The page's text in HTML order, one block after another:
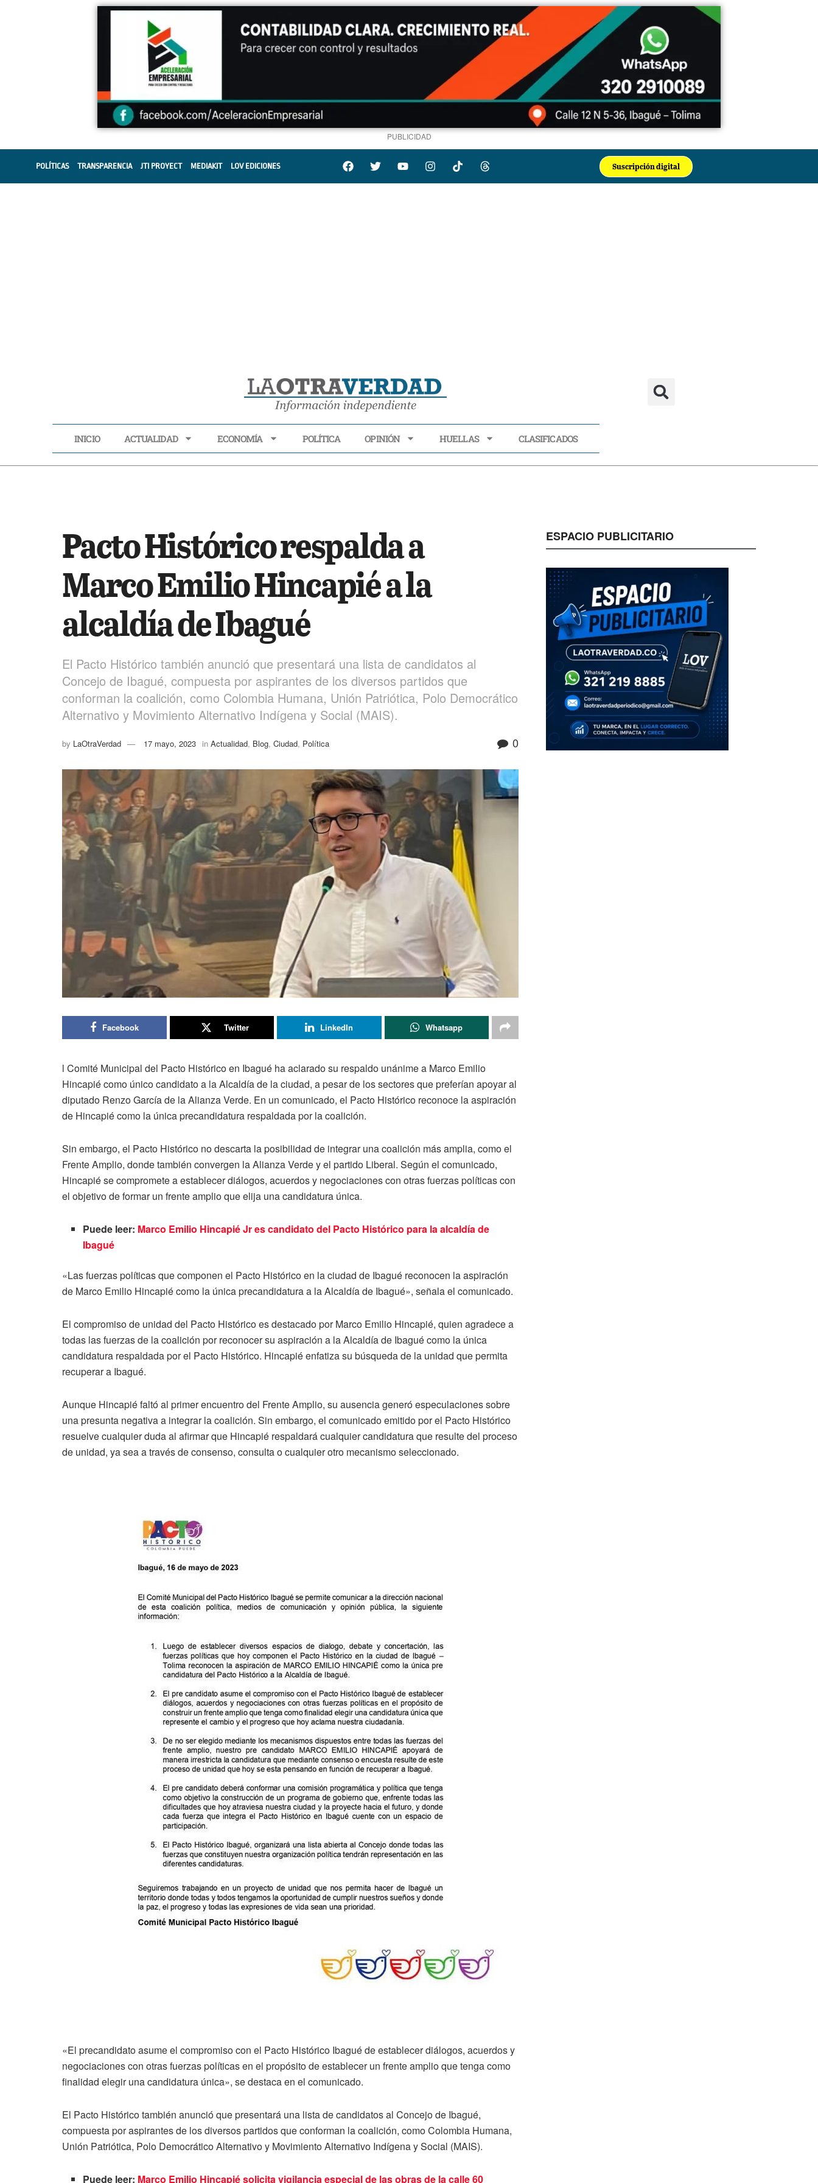
PUBLICIDAD
POLÍTICAS TRANSPARENCIA JTI PROYECT MEDIAKIT LOV EDICIONES Suscripción digital
INICIO ACTUALIDAD ECONOMÍA POLÍTICA OPINIÓN HUELLAS CLASIFICADOS
Pacto Histórico respalda a
Marco Emilio Hincapié a la
alcaldía de Ibagué
El Pacto Histórico también anunció que presentará una lista de candidatos al
Concejo de Ibagué, compuesta por aspirantes de los diversos partidos que
conforman la coalición, como Colombia Humana, Unión Patriótica, Polo Democrático
Alternativo y Movimiento Alternativo Indígena y Social (MAIS).
by LaOtraVerdad 17 mayo, 2023 in Actualidad, Blog, Ciudad, Política 0
Facebook Twitter LinkedIn Whatsapp
l Comité Municipal del Pacto Histórico en Ibagué ha aclarado su respaldo unánime a Marco Emilio
Hincapié como único candidato a la Alcaldía de la ciudad, a pesar de los sectores que preferían apoyar al
diputado Renzo García de la Alianza Verde. En un comunicado, el Pacto Histórico reconoce la aspiración
de Hincapié como la única precandidatura respaldada por la coalición.
Sin embargo, el Pacto Histórico no descarta la posibilidad de integrar una coalición más amplia, como el
Frente Amplio, donde también convergen la Alianza Verde y el partido Liberal. Según el comunicado,
Hincapié se compromete a establecer diálogos, acuerdos y negociaciones con otras fuerzas políticas con
el objetivo de formar un frente amplio que elija una candidatura única.
Puede leer: Marco Emilio Hincapié Jr es candidato del Pacto Histórico para la alcaldía de
Ibagué
«Las fuerzas políticas que componen el Pacto Histórico en la ciudad de Ibagué reconocen la aspiración
de Marco Emilio Hincapié como la única precandidatura a la Alcaldía de Ibagué», señala el comunicado.
El compromiso de unidad del Pacto Histórico es destacado por Marco Emilio Hincapié, quien agradece a
todas las fuerzas de la coalición por reconocer su aspiración a la Alcaldía de Ibagué como la única
candidatura respaldada por el Pacto Histórico. Hincapié enfatiza su búsqueda de la unidad que permita
recuperar a Ibagué.
Aunque Hincapié faltó al primer encuentro del Frente Amplio, su ausencia generó especulaciones sobre
una presunta negativa a integrar la coalición. Sin embargo, el comunicado emitido por el Pacto Histórico
resuelve cualquier duda al afirmar que Hincapié respaldará cualquier candidatura que resulte del proceso
de unidad, ya sea a través de consenso, consulta o cualquier otro mecanismo seleccionado.
«El precandidato asume el compromiso con el Pacto Histórico Ibagué de establecer diálogos, acuerdos y
negociaciones con otras fuerzas políticas en el propósito de establecer un frente amplio que tenga como
finalidad elegir una candidatura única», se destaca en el comunicado.
El Pacto Histórico también anunció que presentará una lista de candidatos al Concejo de Ibagué,
compuesta por aspirantes de los diversos partidos que conforman la coalición, como Colombia Humana,
Unión Patriótica, Polo Democrático Alternativo y Movimiento Alternativo Indígena y Social (MAIS).
Puede leer: Marco Emilio Hincapié solicita vigilancia especial de las obras de la calle 60
ESPACIO PUBLICITARIO